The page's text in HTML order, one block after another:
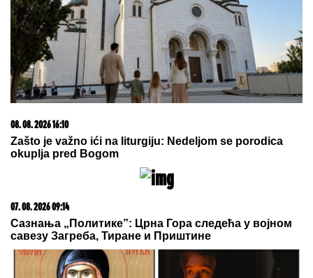
SAOBRAĆAJKE U CRNOJ GORI
gledaju u ONO ŠTO NOSI: Snima se u ogledalu,
dlaka sa glave joj ne fali
"ODUSTALI SMO OD VANTELESNE
NAKON NEUSPEŠNIH POKUŠAJA"
Voditeljka sa mužem slavi 16 godina
braka: "Dovoljni smo jedno drugom"